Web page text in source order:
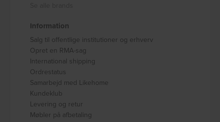
Information
Salg til offentlige institutioner og erhverv
Opret en RMA-sag
International shipping
Ordrestatus
Samarbejd med Likehome
Kundeklub
Levering og retur
Møbler på afbetaling